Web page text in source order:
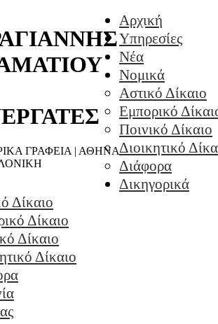
ΓΡΑΦΕΙΑ | ΑΘΗΝΑ
Αρχική
Υπηρεσίες
Νέα
Νομικά
Αστικό Δίκαιο
Εμπορικό
Ποινικό Δίκαιο
Διοικητικό
Διάφορα
Δικηγορικά
Δίκαιο
Δίκαιο
Δίκαιο
Δίκαιο